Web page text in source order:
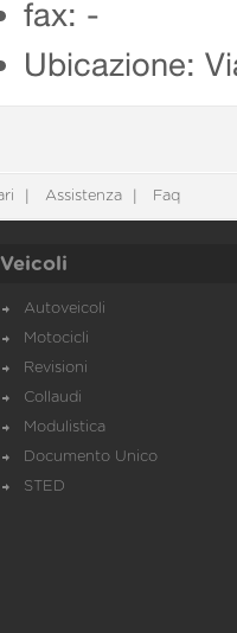
fax: -
Ubicazione:
Assistenza Faq
Veicoli
Autoveicoli
Motocicli
Revisioni
Collaudi
Modulistica
Documento Unico
STED